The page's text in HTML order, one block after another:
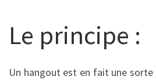
Le principe :
Un hangout est en fait une